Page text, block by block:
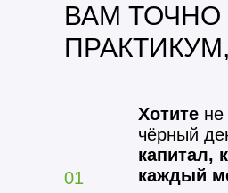
01
Хотите не
чёрный
капитал,
каждый
ВАМ